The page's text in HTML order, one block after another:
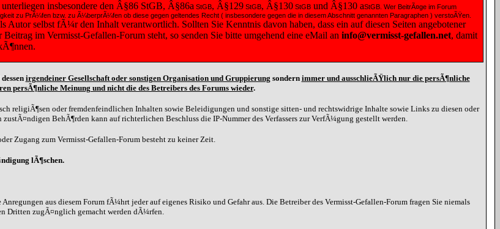
insbesondere den Â§86 StGB, Â§86a StGB, Â§129StGB, Â§130StGBund Â§130 aStGB. Wer BeitrÃ¤ge im Forum
zu PrÃ¼fen bzw. zu Ã¼berprÃ¼fen ob diese gegen geltendes Recht ( insbesondere gegen die in diesem Abschnitt genannten Paragraphen ) verstoÃŸen.
selbst fÃ¼r den Inhalt verantwortlich. Sollten Sie Kenntnis davon haben, dass ein auf diesen Seiten angebotener
im Vermisst-Gefallen-Forum steht, so senden Sie bitte umgehend eine eMail an info@vermisst-gefallen.net, damit
irgendeiner Gesellschaft oder sonstigen Organisation und Gruppierung sondern immer und ausschlieÃŸlich nur die persÃ¶nliche
persÃ¶nliche Meinung und nicht die des Betreibers des Forums wieder.
religiÃ¶sen oder fremdenfeindlichen Inhalten sowie Beleidigungen und sonstige sitten- und rechtswidrige Inhalte sowie Links zu diesen oder
BehÃ¶rden kann auf richterlichen Beschluss die IP-Nummer des Verfassers zur VerfÃ¼gung gestellt werden.
Zugang zum Vermisst-Gefallen-Forum besteht zu keiner Zeit.
lÃ¶schen.
aus diesem Forum fÃ¼hrt jeder auf eigenes Risiko und Gefahr aus. Die Betreiber des Vermisst-Gefallen-Forum fragen Sie niemals
Dritten zugÃ¤nglich gemacht werden dÃ¼rfen.